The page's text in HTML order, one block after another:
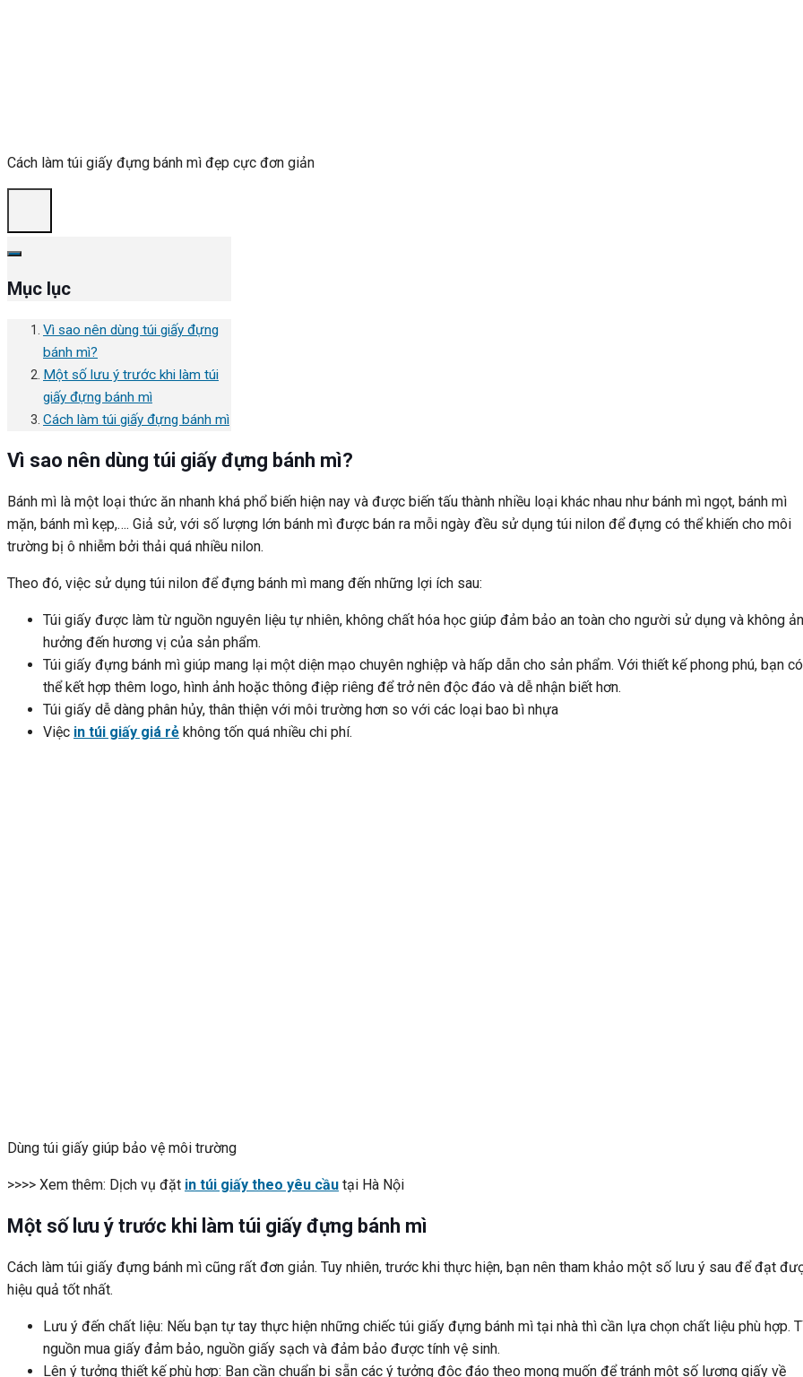
Cách làm túi giấy đựng bánh mì đẹp cực đơn giản
Mục lục
Vì sao nên dùng túi giấy đựng
bánh mì?
Một số lưu ý trước khi làm túi
giấy đựng bánh mì
Cách làm túi giấy đựng bánh mì
Vì sao nên dùng túi giấy đựng bánh mì?
Bánh mì là một loại thức ăn nhanh khá phổ biến hiện nay và được biến tấu thành nhiều loại khác nhau như bánh mì ngọt, bánh mì
mặn, bánh mì kẹp,…. Giả sử, với số lượng lớn bánh mì được bán ra mỗi ngày đều sử dụng túi nilon để đựng có thể khiến cho môi
trường bị ô nhiễm bởi thải quá nhiều nilon.
Theo đó, việc sử dụng túi nilon để đựng bánh mì mang đến những lợi ích sau:
Túi giấy được làm từ nguồn nguyên liệu tự nhiên, không chất hóa học giúp đảm bảo an toàn cho người sử dụng và không
hưởng đến hương vị của sản phẩm.
Túi giấy đựng bánh mì giúp mang lại một diện mạo chuyên nghiệp và hấp dẫn cho sản phẩm. Với thiết kế phong phú, bạn có
thể kết hợp thêm logo, hình ảnh hoặc thông điệp riêng để trở nên độc đáo và dễ nhận biết hơn.
Túi giấy dễ dàng phân hủy, thân thiện với môi trường hơn so với các loại bao bì nhựa
Việc in túi giấy giá rẻ không tốn quá nhiều chi phí.
Dùng túi giấy giúp bảo vệ môi trường
>>>> Xem thêm: Dịch vụ đặt in túi giấy theo yêu cầu tại Hà Nội
Một số lưu ý trước khi làm túi giấy đựng bánh mì
Cách làm túi giấy đựng bánh mì cũng rất đơn giản. Tuy nhiên, trước khi thực hiện, bạn nên tham khảo một số lưu ý sau để đạt
hiệu quả tốt nhất.
Lưu ý đến chất liệu: Nếu bạn tự tay thực hiện những chiếc túi giấy đựng bánh mì tại nhà thì cần lựa chọn chất liệu phù hợp.
nguồn mua giấy đảm bảo, nguồn giấy sạch và đảm bảo được tính vệ sinh.
Lên ý tưởng thiết kế phù hợp: Bạn cần chuẩn bị sẵn các ý tưởng độc đáo theo mong muốn để tránh một số lượng giấy về